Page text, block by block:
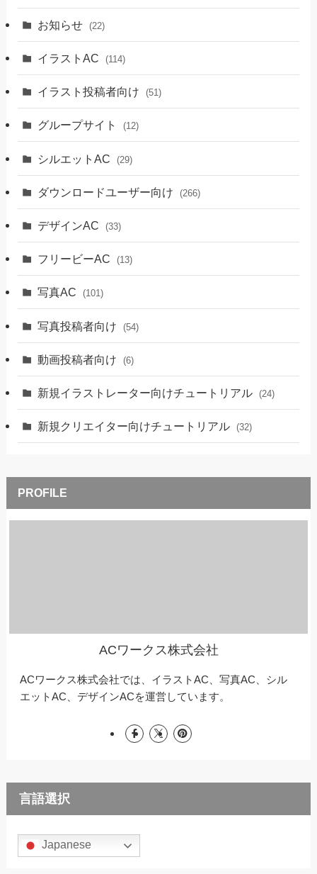
お知らせ (22)
イラストAC (114)
イラスト投稿者向け (51)
グループサイト (12)
シルエットAC (29)
ダウンロードユーザー向け (266)
デザインAC (33)
フリービーAC (13)
写真AC (101)
写真投稿者向け (54)
動画投稿者向け (6)
新規イラストレーター向けチュートリアル (24)
新規クリエイター向けチュートリアル (32)
ACワークス株式会社
ACワークス株式会社では、イラストAC、写真AC、シル
エットAC、デザインACを運営しています。
言語選択
Japanese